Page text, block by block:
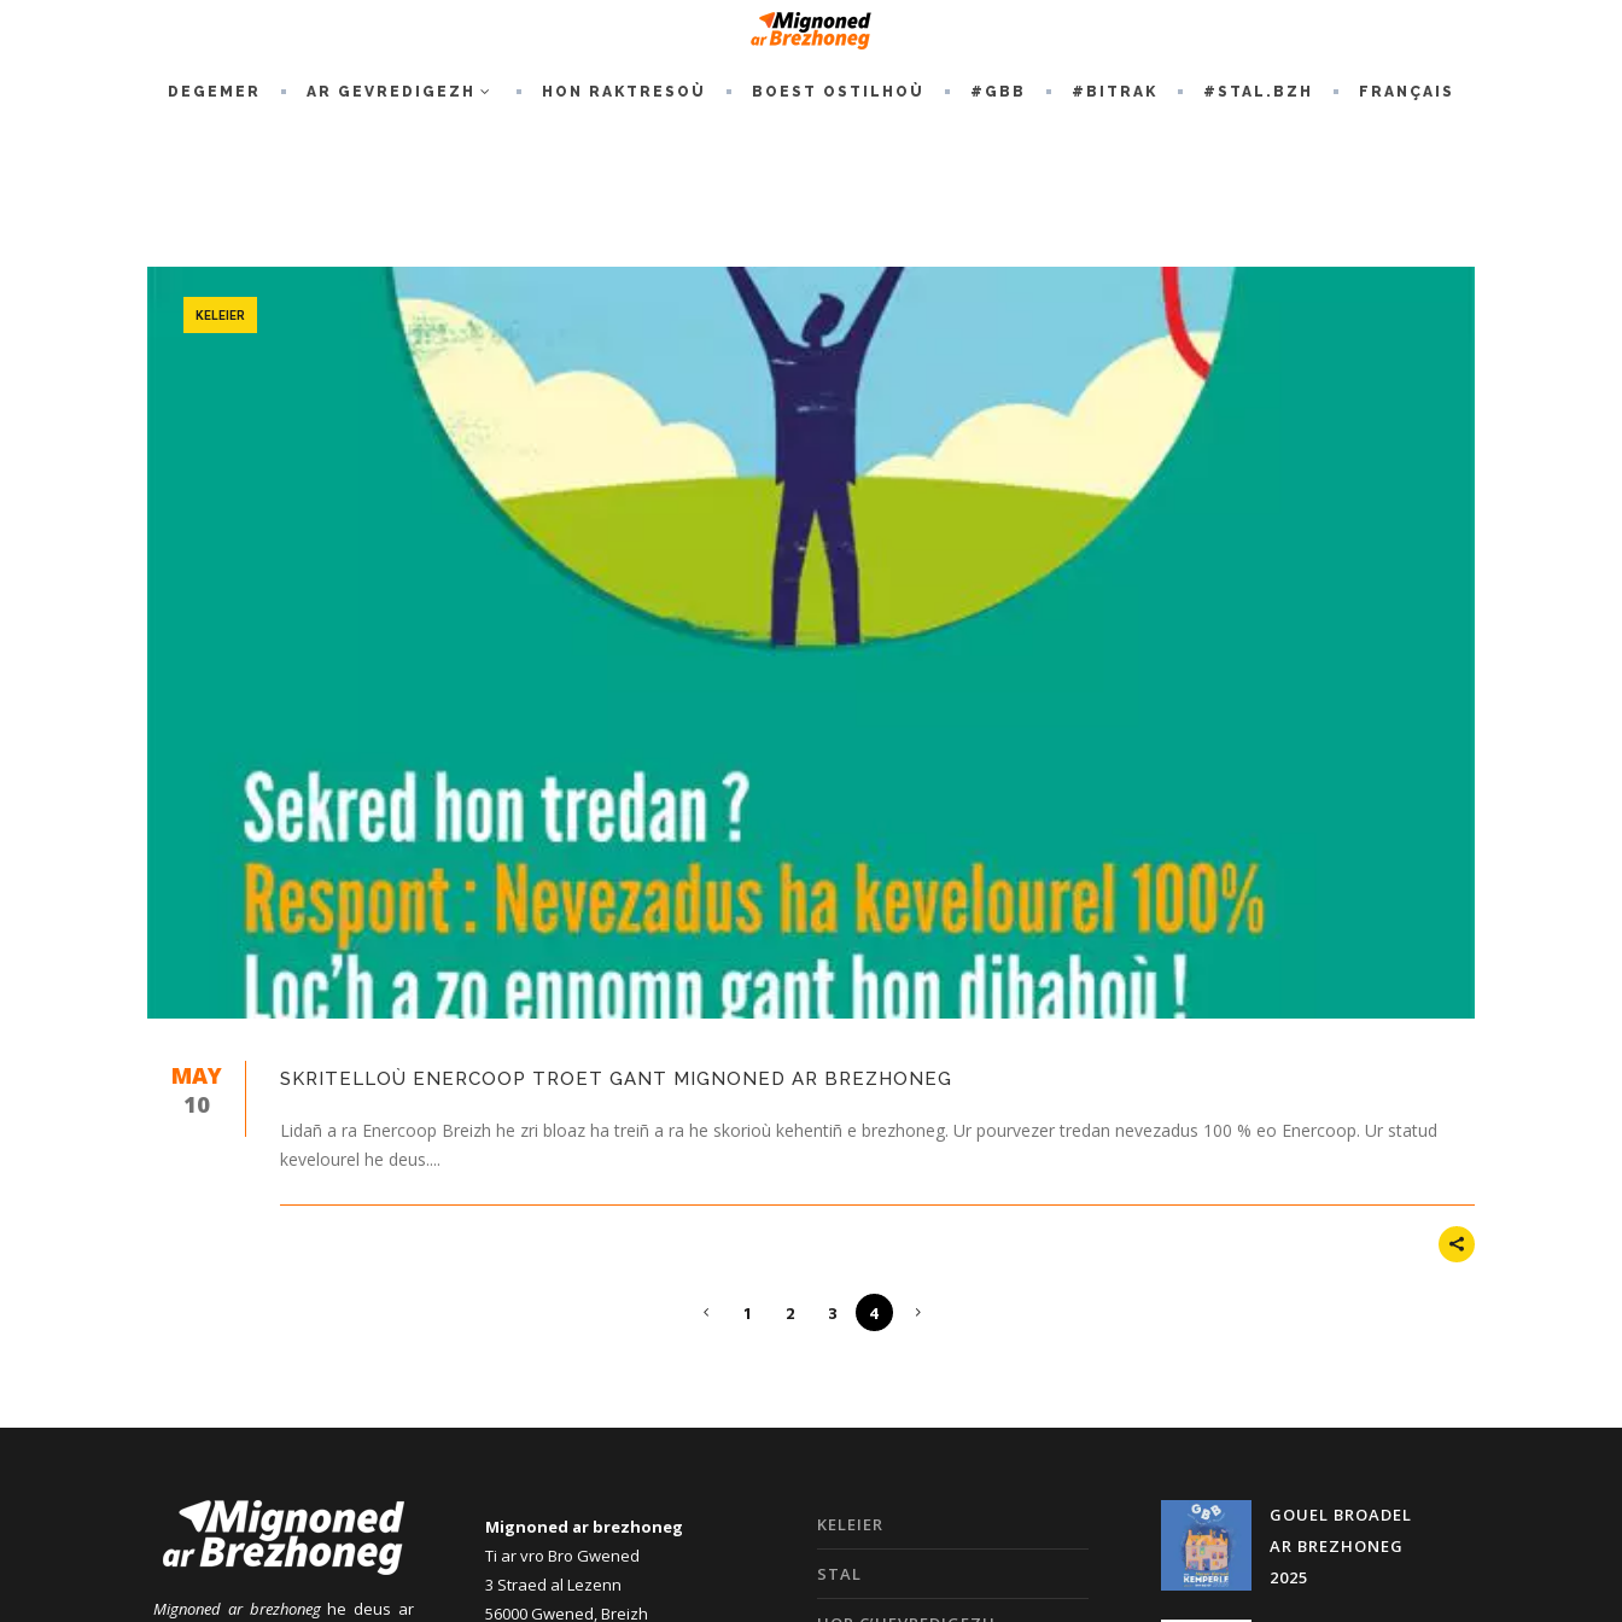
DEGEMER AR GEVREDIGEZH HON RAKTRESOÙ BOEST OSTILHOÙ #GBB #BITRAK #STAL.BZH FRANÇAIS
KELEIER
MAY
10
SKRITELLOÙ ENERCOOP TROET GANT MIGNONED AR BREZHONEG
Lidañ a ra Enercoop Breizh he zri bloaz ha treiñ a ra he skorioù kehentiñ e brezhoneg. Ur pourvezer tredan nevezadus 100 % eo Enercoop. Ur statud
kevelourel he deus....
1 2 3 4
Mignoned ar brezhoneghe deus ar
Mignoned ar brezhoneg
Ti ar vro Bro Gwened
3 Straed al Lezenn
56000 Gwened, Breizh
KELEIER
STAL
GOUEL BROADEL
AR BREZHONEG
2025